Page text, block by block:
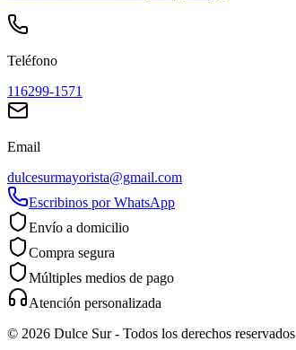
Teléfono
116299-1571
Email
dulcesurmayorista@gmail.com
Escribinos por WhatsApp
Envío a domicilio
Compra segura
Múltiples medios de pago
Atención personalizada
© 2026 Dulce Sur- Todos los derechos reservados